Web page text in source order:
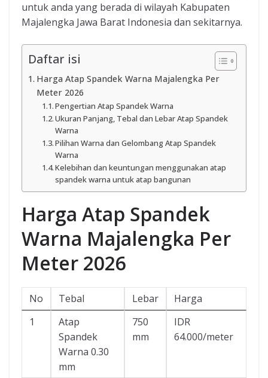
untuk anda yang berada di wilayah Kabupaten
Majalengka Jawa Barat Indonesia dan sekitarnya.
Daftar isi
Harga Atap Spandek Warna Majalengka Per
Meter 2026
Pengertian Atap Spandek Warna
Ukuran Panjang, Tebal dan Lebar Atap Spandek
Warna
Pilihan Warna dan Gelombang Atap Spandek
Warna
Kelebihan dan keuntungan menggunakan atap
spandek warna untuk atap bangunan
Harga Atap Spandek
Warna Majalengka Per
Meter 2026
No Tebal Lebar
Harga
1
Atap
Spandek
Warna 0.30
mm
750
mm
IDR
64.000/meter